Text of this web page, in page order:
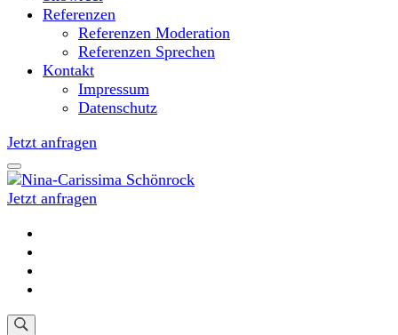
Referenzen
Referenzen Moderation
Referenzen Sprechen
Kontakt
Impressum
Datenschutz
Jetzt anfragen
Nina-Carissima Schönrock
Jetzt anfragen